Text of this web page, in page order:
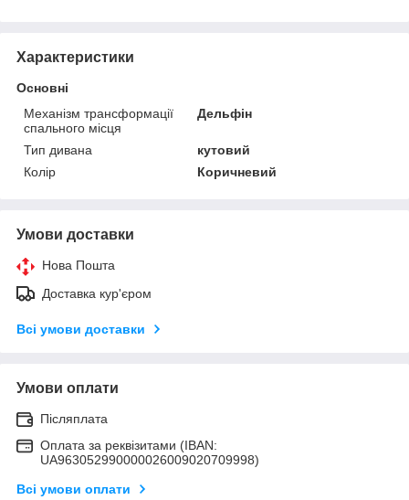
Характеристики
Основні
Механізм трансформації
спального місця
Дельфін
Тип дивана
кутовий
Колір
Коричневий
Умови доставки
Нова Пошта
Доставка кур'єром
Всі умови доставки
Умови оплати
Післяплата
Оплата за реквізитами (IBAN:
UA963052990000026009020709998)
Всі умови оплати